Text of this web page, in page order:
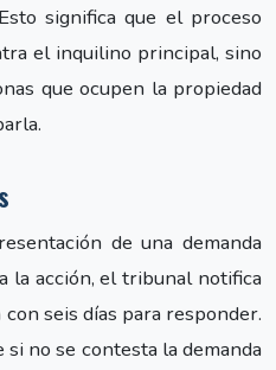
significa que el proceso
el inquilino principal, sino
que ocupen la propiedad
de una demanda
la acción, el tribunal notifica
seis días para responder.
si no se contesta la demanda